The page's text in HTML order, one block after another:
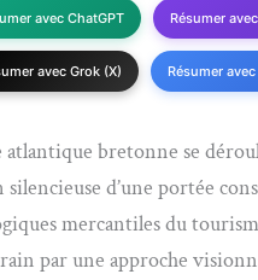
avec ChatGPT Résumer
avec Grok (X) Résumer
atlantique bretonne se
d’une portée
mercantiles du
par une approche